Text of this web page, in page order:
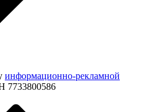
информационно-рекламной
7733800586